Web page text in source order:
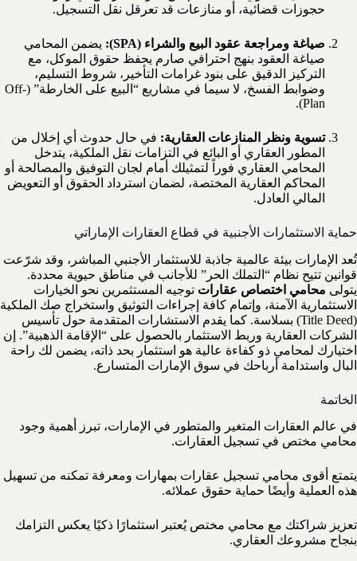
حجوزات قضائية، أو منازعات قد تعرقل نقل التسجيل.
صياغة ومراجعة عقود البيع والشراء (SPA):
يضمن المحامي
صياغة العقود بنهج احترافي صارم يحفظ حقوق الموكل، مع
التركيز الدقيق على بنود غرامات التأخير، شروط التسليم،
وضوابط الفسخ، لا سيما في مشاريع “البيع على الخارطة” (Off-
Plan).
تسوية ونظر المنازعات العقارية: في حال حدوث أي إخلال من
المطور العقاري أو البائع في التزامات نقل الملكية، يتدخل
المحامي العقاري فوراً لتمثيلك أمام لجان التوفيق والمصالحة أو
المحاكم العقارية المختصة، لضمان استرداد الحقوق أو التعويض
المالي العادل.
حماية الاستثمارات الأجنبية في قطاع العقارات الإماراتي
تُعد الإمارات بيئة عالمية جاذبة للاستثمار الأجنبي المباشر، وقد شرّعت
قوانين تتيح نظام “التملك الحر” للأجانب في مناطق حيوية محددة.
يتولى محامي اختصاص عقارات توجيه المستثمرين نحو الخيارات
الاستثمارية الآمنة، وإتمام كافة إجراءات التوثيق واستخراج صك الملكية
(Title Deed) بسلاسة. كما يقدم الاستشارات المتقدمة حول تأسيس
الشركات العقارية وربط الاستثمار بالحصول على “الإقامة الذهبية”. إن
اختيارك لمحامي ذو كفاءة عالية هو استثمار بحد ذاته، يضمن لك راحة
البال واستدامة أرباحك في سوق الإمارات المتسارع.
الخاتمة
في عالم العقارات المتغير والمتطور في الإمارات، تبرز أهمية وجود
محامي مختص في تسجيل العقارات.
يتمتع أقوى محامي تسجيل عقارات بمهارات ومعرفة تمكنه من تسهيل
هذه العملية وأيضًا حماية حقوق عملائه.
تعزيز شراكتك مع محامي مختص يُعتبر استثمارًا ذكيًا يعكس التزامك
بنجاح مشروعك العقاري.